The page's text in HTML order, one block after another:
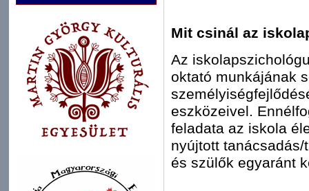
Mit csinál az
Az
oktató munkájának
eszközeivel.
feladata az iskola
nyújtott
és szülők egyaránt